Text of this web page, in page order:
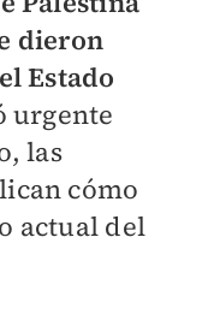
dieron
Estado
urgente
las
cómo
actual del